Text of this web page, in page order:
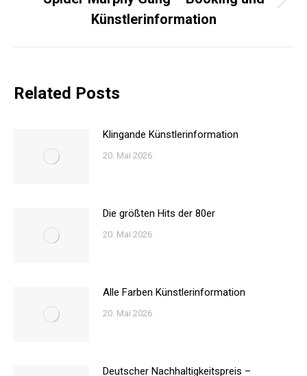
Nächster
Beitrag:
Künstlerinformation
Related Posts
Klingande Künstlerinformation
20. Mai 2026
Die größten Hits der 80er
20. Mai 2026
Alle Farben Künstlerinformation
20. Mai 2026
Deutscher Nachhaltigkeitspreis –